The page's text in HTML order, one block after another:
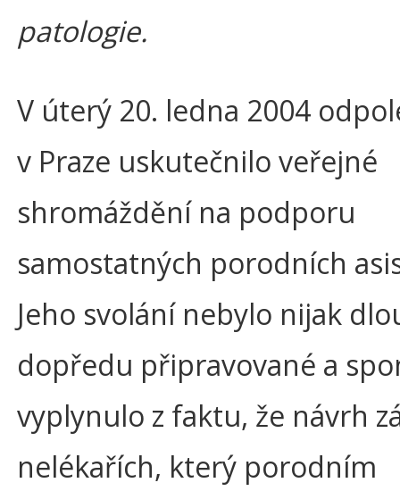
patologie.
V úterý 20. ledna 2004
v Praze uskutečnilo veřejné
shromáždění na podporu
samostatných porodních
Jeho svolání nebylo nijak
dopředu připravované a
vyplynulo z faktu, že návrh
nelékařích, který porodním